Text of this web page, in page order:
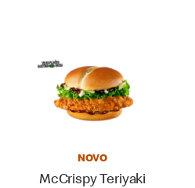
NOVO
McCrispy Teriyaki